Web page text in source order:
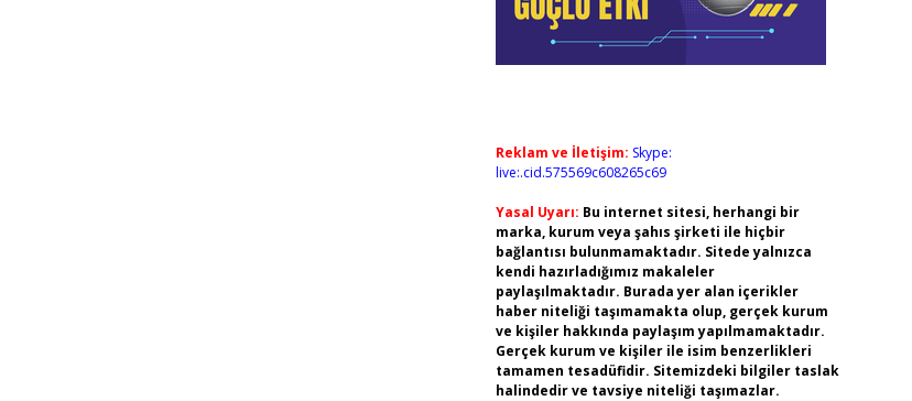
Reklam ve İletişim: Skype:
live:.cid.575569c608265c69
Yasal Uyarı: Bu internet sitesi, herhangi bir
marka, kurum veya şahıs şirketi ile hiçbir
bağlantısı bulunmamaktadır. Sitede yalnızca
kendi hazırladığımız makaleler
paylaşılmaktadır. Burada yer alan içerikler
haber niteliği taşımamakta olup, gerçek kurum
ve kişiler hakkında paylaşım yapılmamaktadır.
Gerçek kurum ve kişiler ile isim benzerlikleri
tamamen tesadüfidir. Sitemizdeki bilgiler taslak
halindedir ve tavsiye niteliği taşımazlar.